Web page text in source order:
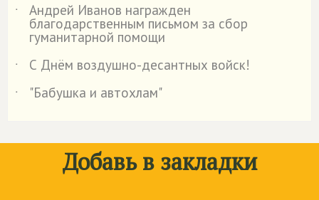
˙
Андрей Иванов награжден
благодарственным письмом за сбор
гуманитарной помощи
˙
С Днём воздушно-десантных войск!
˙
"Бабушка и автохлам"
Добавь в закладки